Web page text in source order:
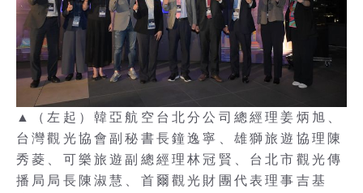
▲（左起）韓亞航空台北分公司總經理姜炳旭、
台灣觀光協會副秘書長鐘逸寧、雄獅旅遊協理陳
秀菱、可樂旅遊副總經理林冠賢、台北市觀光傳
播局局長陳淑慧、首爾觀光財團代表理事吉基